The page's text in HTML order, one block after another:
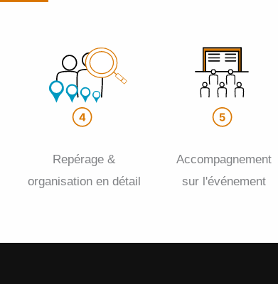
Repérage &
organisation en détail
Accompagnement
sur l'événement